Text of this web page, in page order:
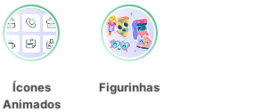
Ícones
Animados
Figurinhas